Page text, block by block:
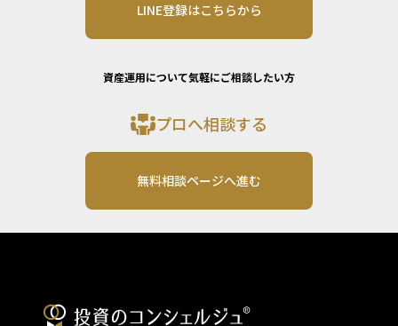
LINE登録はこちらから
資産運用について気軽にご相談したい方
プロへ相談する
無料相談ページへ進む